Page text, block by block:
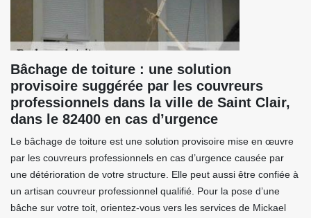
Bâchage de toiture : une solution
provisoire suggérée par les couvreurs
professionnels dans la ville de Saint Clair,
dans le 82400 en cas d’urgence
Le bâchage de toiture est une solution provisoire mise en œuvre
par les couvreurs professionnels en cas d’urgence causée par
une détérioration de votre structure. Elle peut aussi être confiée à
un artisan couvreur professionnel qualifié. Pour la pose d’une
bâche sur votre toit, orientez-vous vers les services de Mickael